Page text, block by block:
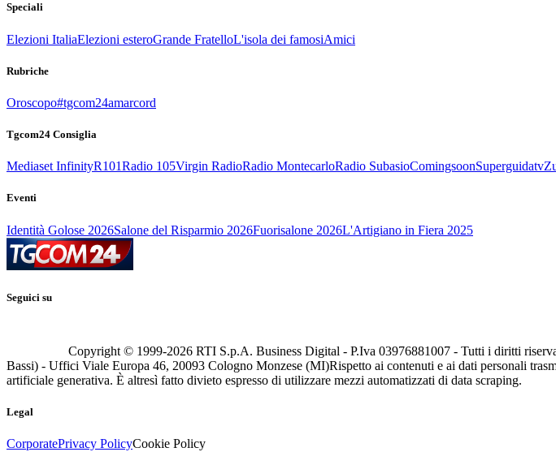
Speciali
Elezioni ItaliaElezioni esteroGrande FratelloL'isola dei famosiAmici
Rubriche
Oroscopo#tgcom24amarcord
Tgcom24 Consiglia
Mediaset InfinityR101Radio 105Virgin RadioRadio MontecarloRadio SubasioComingsoonSuperguidatv
Eventi
Identità Golose 2026Salone del Risparmio 2026Fuorisalone 2026L'Artigiano in Fiera 2025
Seguici su
Copyright © 1999-2026 RTI S.p.A. Business Digital - P.Iva 03976881007 - Tutti i diritti
Bassi) - Uffici Viale Europa 46, 20093 Cologno Monzese (MI)Rispetto ai contenuti e ai dati personali
artificiale generativa. È altresì fatto divieto espresso di utilizzare mezzi automatizzati di data scraping.
Legal
CorporatePrivacy PolicyCookie Policy